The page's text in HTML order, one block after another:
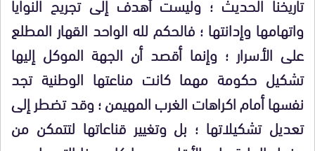
واتهامها وإدانتها ؛ فالحكم لله الواحد القهار المطلع
على الأسرار ؛ وإنما أقصد أن الجهة الموكل إليها
تشكيل حكومة مهما كانت مناعتها الوطنية تجد
نفسها أمام اكراهات الغرب المهيمن ؛ وقد تضطر إلى
تعديل تشكيلاتها ؛ بل وتغيير قناعاتها لتتمكن من